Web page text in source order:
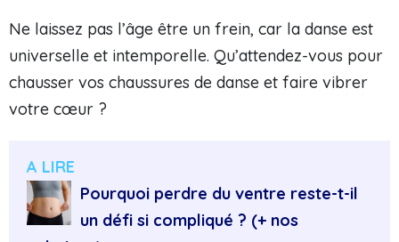
Ne laissez pas l’âge être un frein, car la danse est
universelle et intemporelle. Qu’attendez-vous pour
chausser vos chaussures de danse et faire vibrer
votre cœur ?
A LIRE
Pourquoi perdre du ventre reste-t-il
un défi si compliqué ? (+ nos